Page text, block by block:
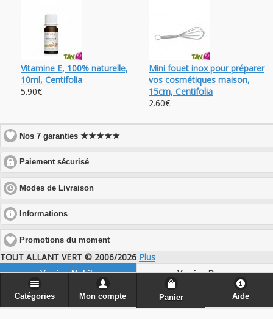
Vitamine E, 100% naturelle,
10ml, Centifolia
5.90€
Mini fouet inox pour préparer
vos cosmétiques maison,
15cm, Centifolia
2.60€
Nos 7 garanties★★★★★
Paiement sécurisé
to
expand
Modes de Livraison
to
contents
Informations
to
expand
Promotions du moment
TOUT ALLANT VERT © 2006/2026 Plus
Version Mobile Version Bureau
Catégories Mon compte Panier Aide